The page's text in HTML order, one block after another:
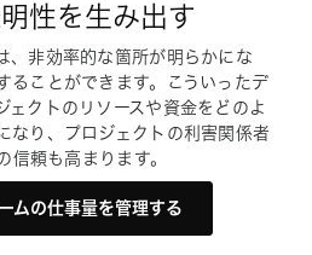
性を生み出す
、非効率的な箇所が明らかにな
ることができます。こういったデ
ェクトのリソースや資金をどのよ
なり、プロジェクトの利害関係者
信頼も高まります。
ムの仕事量を管理する